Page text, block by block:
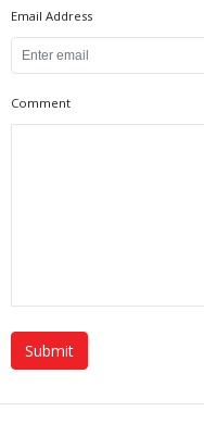
Email Address
Comment